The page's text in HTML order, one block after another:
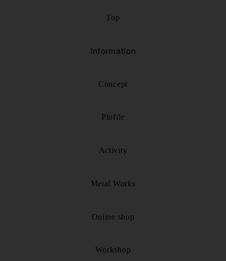
Top
Information
Concept
Plofile
Activity
Metal Works
Online shop
Workshop